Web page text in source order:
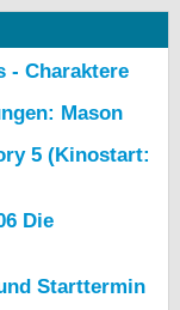
- Charaktere
Mason
5 (Kinostart:
Die
Starttermin